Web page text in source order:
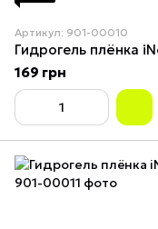
Артикул: 901-00010
Гидрогель плёнка
169 грн